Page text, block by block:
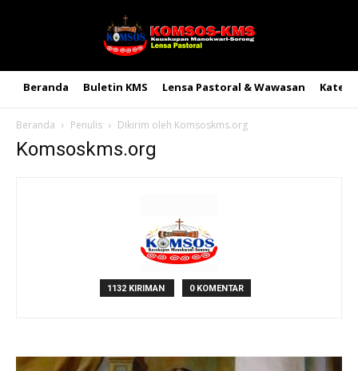
Beranda Buletin KMS Lensa Pastoral & Wawasan
Beranda Penulis Dikirim oleh Komsoskms.org
Komsoskms.org
1132 KIRIMAN 0 KOMENTAR